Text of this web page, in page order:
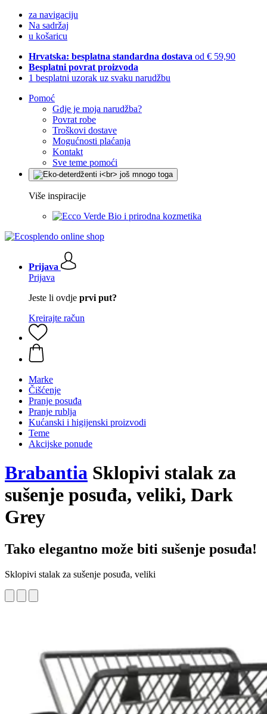
za navigaciju
Na sadržaj
u košaricu
Hrvatska: besplatna standardna dostava od € 59,90
Besplatni povrat proizvoda
1 besplatni uzorak uz svaku narudžbu
Pomoć
Gdje je moja narudžba?
Povrat robe
Troškovi dostave
Mogućnosti plaćanja
Kontakt
Sve teme pomoći
Više inspiracije
Bio i prirodna kozmetika
Prijava
Prijava
Jeste li ovdje prvi put?
Kreirajte račun
Marke
Čišćenje
Pranje posuđa
Pranje rublja
Kućanski i higijenski proizvodi
Teme
Akcijske ponude
Brabantia Sklopivi stalak za
sušenje posuđa, veliki, Dark
Grey
Tako elegantno može biti sušenje posuđa!
Sklopivi stalak za sušenje posuđa, veliki